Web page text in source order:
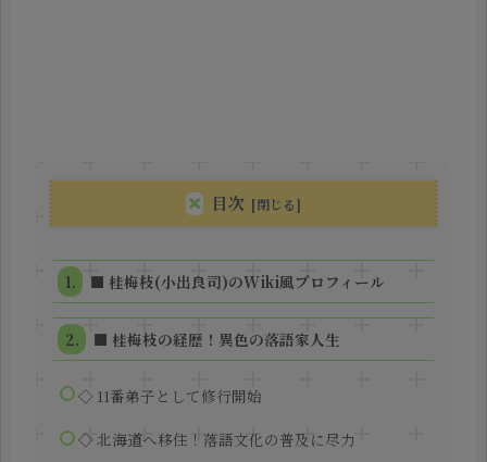
目次
■ 桂梅枝(小出良司)のWiki風プロフィール
■ 桂梅枝の経歴！異色の落語家人生
◇ 11番弟子として修行開始
◇ 北海道へ移住！落語文化の普及に尽力